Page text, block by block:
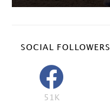
SOCIAL FOLLOWERS
51K